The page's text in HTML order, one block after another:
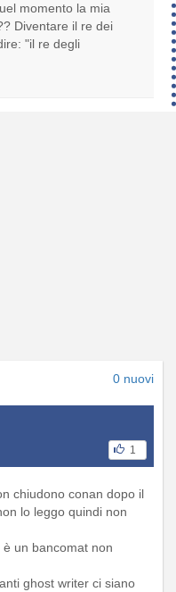
momento la mia
Diventare il re dei
"il re degli
0 nuovi
1
chiudono conan dopo il
lo leggo quindi non
un bancomat non
ghost writer ci siano